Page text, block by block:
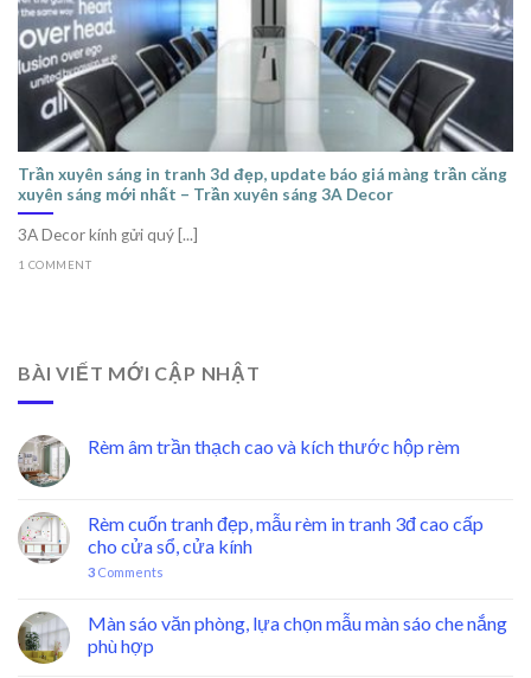
Trần xuyên sáng in tranh 3d đẹp, update báo giá màng trần căng
xuyên sáng mới nhất – Trần xuyên sáng 3A Decor
3A Decor kính gửi quý [...]
1 COMMENT
BÀI VIẾT MỚI CẬP NHẬT
Rèm âm trần thạch cao và kích thước hộp rèm
Rèm cuốn tranh đẹp, mẫu rèm in tranh 3đ cao cấp
cho cửa sổ, cửa kính
3 Comments
Màn sáo văn phòng, lựa chọn mẫu màn sáo che nắng
phù hợp